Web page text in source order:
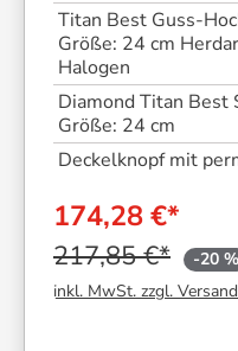
Titan Best Guss-
Größe: 24 cm
Halogen
Diamond Titan Best
Größe: 24 cm
Deckelknopf mit
174,28 €*
217,85 €*
-20 %
inkl. MwSt. zzgl.